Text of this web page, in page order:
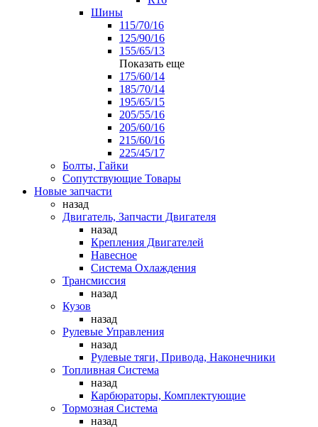
Шины
115/70/16
125/90/16
155/65/13
Показать еще
175/60/14
185/70/14
195/65/15
205/55/16
205/60/16
215/60/16
225/45/17
Болты, Гайки
Сопутствующие Товары
Новые запчасти
назад
Двигатель, Запчасти Двигателя
назад
Крепления Двигателей
Навесное
Система Охлаждения
Трансмиссия
назад
Кузов
назад
Рулевые Управления
назад
Рулевые тяги, Привода, Наконечники
Топливная Система
назад
Карбюраторы, Комплектующие
Тормозная Система
назад